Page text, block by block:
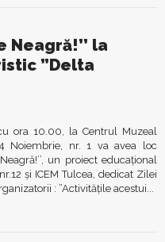
Neagră!’’ la
”Delta
ora 10.00, la Centrul Muzeal
Noiembrie, nr. 1 va avea loc
un proiect educațional
și ICEM Tulcea, dedicat Zilei
: ”Activitățile acestui...